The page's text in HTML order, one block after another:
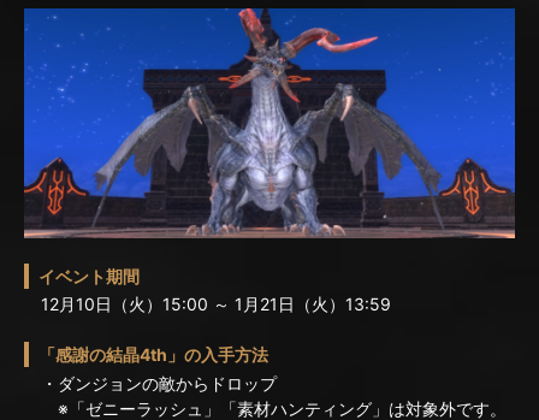
イベント期間
12月10日（火）15:00 ～ 1月21日（火）13:59
「感謝の結晶4th」の入手方法
・ダンジョンの敵からドロップ
※「ゼニーラッシュ」「素材ハンティング」は対象外です。